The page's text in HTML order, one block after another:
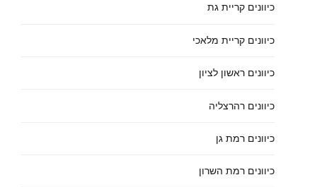
כיוונים קריית גת
כיוונים קריית מלאכי
כיוונים ראשון לציון
כיוונים רהרצליה
כיוונים רמת גן
כיוונים רמת השרון